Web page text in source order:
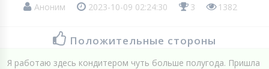
Аноним 2023-10-09 02:24:30 3 1382
Положительные стороны
Я работаю здесь кондитером чуть больше полугода. Пришла